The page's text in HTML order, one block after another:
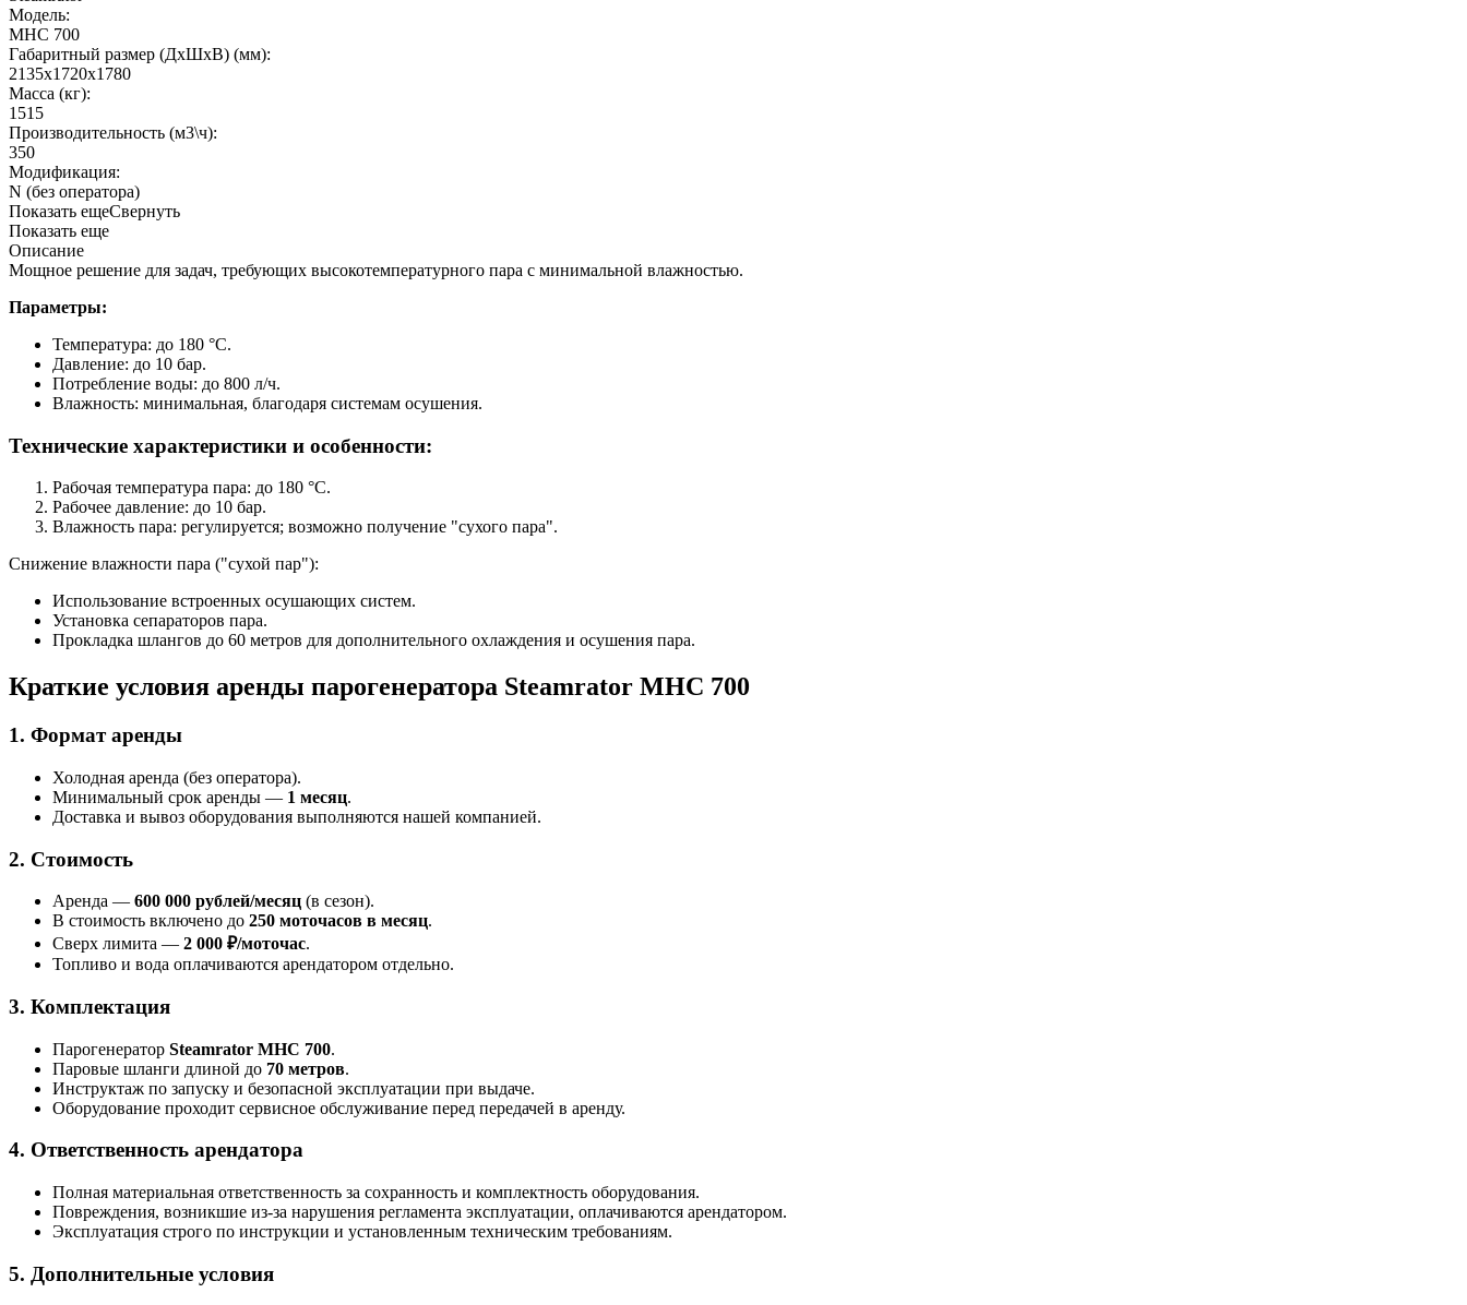
Модель:
МНC 700
Габаритный размер (ДхШхВ) (мм):
2135х1720х1780
Масса (кг):
1515
Производительность (м3\ч):
350
Модификация:
N (без оператора)
Показать ещеСвернуть
Показать еще
Описание
Мощное решение для задач, требующих высокотемпературного пара с минимальной влажностью.
Параметры:
Температура: до 180 °C.
Давление: до 10 бар.
Потребление воды: до 800 л/ч.
Влажность: минимальная, благодаря системам осушения.
Технические характеристики и особенности:
Рабочая температура пара: до 180 °C.
Рабочее давление: до 10 бар.
Влажность пара: регулируется; возможно получение "сухого пара".
Снижение влажности пара ("сухой пар"):
Использование встроенных осушающих систем.
Установка сепараторов пара.
Прокладка шлангов до 60 метров для дополнительного охлаждения и осушения пара.
Краткие условия аренды парогенератора Steamrator MHC 700
1. Формат аренды
Холодная аренда (без оператора).
Минимальный срок аренды — 1 месяц.
Доставка и вывоз оборудования выполняются нашей компанией.
2. Стоимость
Аренда — 600 000 рублей/месяц (в сезон).
В стоимость включено до 250 моточасов в месяц.
Сверх лимита — 2 000 ₽/моточас.
Топливо и вода оплачиваются арендатором отдельно.
3. Комплектация
Парогенератор Steamrator MHC 700.
Паровые шланги длиной до 70 метров.
Инструктаж по запуску и безопасной эксплуатации при выдаче.
Оборудование проходит сервисное обслуживание перед передачей в аренду.
4. Ответственность арендатора
Полная материальная ответственность за сохранность и комплектность оборудования.
Повреждения, возникшие из-за нарушения регламента эксплуатации, оплачиваются арендатором.
Эксплуатация строго по инструкции и установленным техническим требованиям.
5. Дополнительные условия